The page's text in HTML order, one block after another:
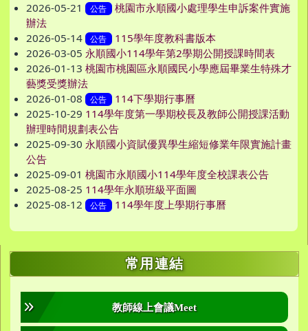
2026-05-21 公告
桃園市永順國小處理學生申訴案件實施
辦法
2026-05-14
公告
115學年度教科書版本
2026-03-05 永順國小114學年第2學期公開授課時間表
2026-01-13 桃園市桃園區永順國民小學應屆畢業生特殊才
藝獎受獎辦法
2026-01-08
公告
114下學期行事曆
2025-10-29 114學年度第一學期校長及教師公開授課活動
辦理時間規劃表公告
2025-09-30 永順國小資賦優異學生縮短修業年限實施計畫
公告
2025-09-01 桃園市永順國小114學年度全校課表公告
2025-08-25 114學年永順班級平面圖
2025-08-12
公告 114學年度上學期行事曆
右邊區域內容 常用連結
教師線上會議Meet